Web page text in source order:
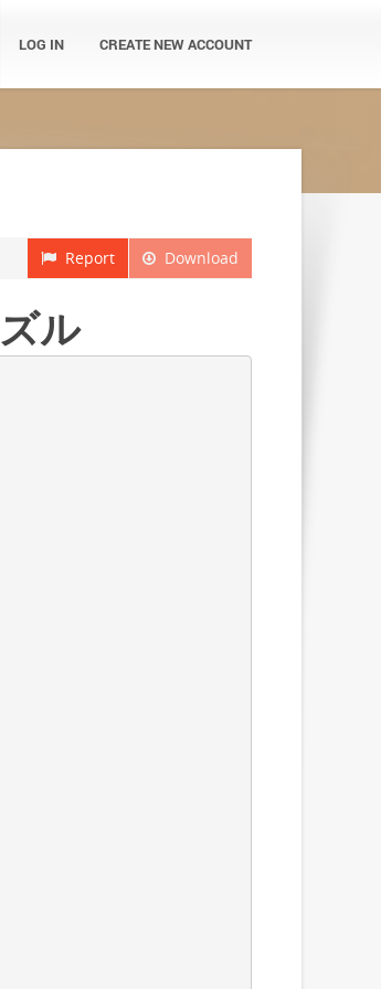
LOG IN CREATE NEW ACCOUNT
Download
Report
ル